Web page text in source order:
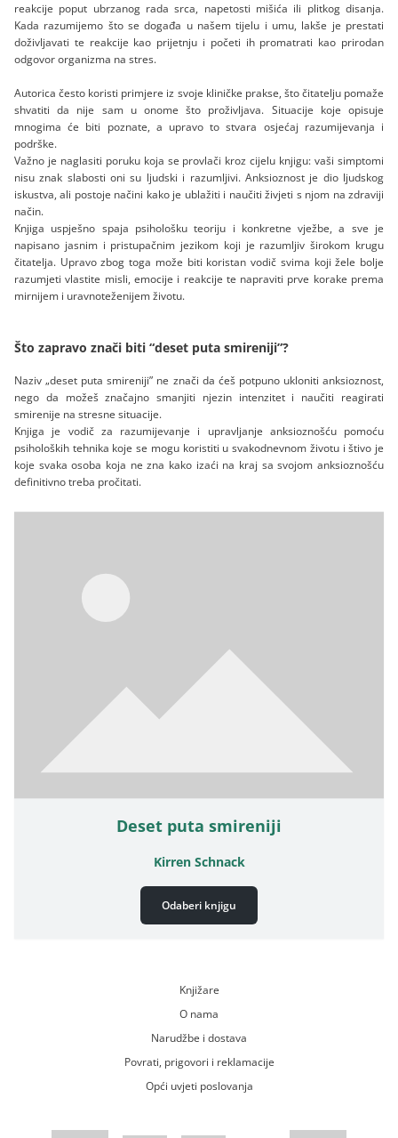
reakcije poput ubrzanog rada srca, napetosti mišića ili plitkog disanja.
Kada razumijemo što se događa u našem tijelu i umu, lakše je prestati
doživljavati te reakcije kao prijetnju i početi ih promatrati kao prirodan
odgovor organizma na stres.
Autorica često koristi primjere iz svoje kliničke prakse, što čitatelju pomaže
shvatiti da nije sam u onome što proživljava. Situacije koje opisuje
mnogima će biti poznate, a upravo to stvara osjećaj razumijevanja i
podrške.
Važno je naglasiti poruku koja se provlači kroz cijelu knjigu: vaši simptomi
nisu znak slabosti oni su ljudski i razumljivi. Anksioznost je dio ljudskog
iskustva, ali postoje načini kako je ublažiti i naučiti živjeti s njom na zdraviji
način.
Knjiga uspješno spaja psihološku teoriju i konkretne vježbe, a sve je
napisano jasnim i pristupačnim jezikom koji je razumljiv širokom krugu
čitatelja. Upravo zbog toga može biti koristan vodič svima koji žele bolje
razumjeti vlastite misli, emocije i reakcije te napraviti prve korake prema
mirnijem i uravnoteženijem životu.
Što zapravo znači biti “deset puta smireniji”?
Naziv „deset puta smireniji” ne znači da ćeš potpuno ukloniti anksioznost,
nego da možeš značajno smanjiti njezin intenzitet i naučiti reagirati
smirenije na stresne situacije.
Knjiga je vodič za razumijevanje i upravljanje anksioznošću pomoću
psiholoških tehnika koje se mogu koristiti u svakodnevnom životu i štivo je
koje svaka osoba koja ne zna kako izaći na kraj sa svojom anksioznošću
definitivno treba pročitati.
Deset puta smireniji
Kirren Schnack
Odaberi knjigu
Knjižare
O nama
Narudžbe i dostava
Povrati, prigovori i reklamacije
Opći uvjeti poslovanja